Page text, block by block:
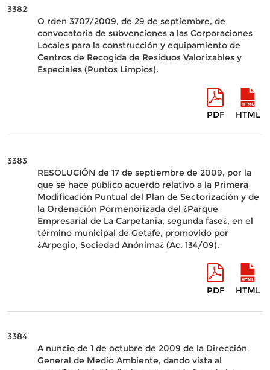
3382
O rden 3707/2009, de 29 de septiembre, de
convocatoria de subvenciones a las Corporaciones
Locales para la construcción y equipamiento de
Centros de Recogida de Residuos Valorizables y
Especiales (Puntos Limpios).
PDF HTML
3383
RESOLUCIÓN de 17 de septiembre de 2009, por la
que se hace público acuerdo relativo a la Primera
Modificación Puntual del Plan de Sectorización y de
la Ordenación Pormenorizada del ¿Parque
Empresarial de La Carpetania, segunda fase¿, en el
término municipal de Getafe, promovido por
¿Arpegio, Sociedad Anónima¿ (Ac. 134/09).
PDF HTML
3384
A nuncio de 1 de octubre de 2009 de la Dirección
General de Medio Ambiente, dando vista al